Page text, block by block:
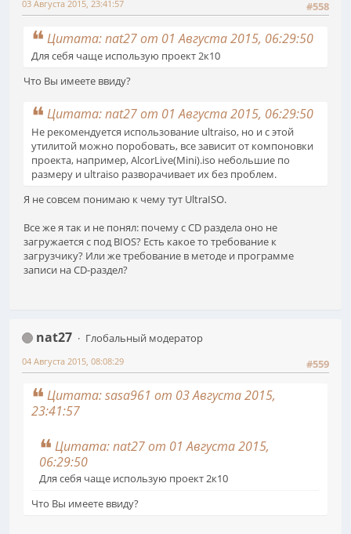
#558
03 Августа 2015, 23:41:57
Цитата: nat27 от 01 Августа 2015, 06:29:50
Для себя чаще использую проект 2к10
Что Вы имеете ввиду?
Цитата: nat27 от 01 Августа 2015, 06:29:50
Не рекомендуется использование ultraiso, но и с этой
утилитой можно поробовать, все зависит от компоновки
проекта, например, AlcorLive(Mini).iso небольшие по
размеру и ultraiso разворачивает их без проблем.
Я не совсем понимаю к чему тут UltraISO.
Все же я так и не понял: почему с CD раздела оно не
загружается с под BIOS? Есть какое то требование к
загрузчику? Или же требование в методе и программе
записи на CD-раздел?
nat27
Глобальный модератор
#559
04 Августа 2015, 08:08:29
Цитата: sasa961 от 03 Августа 2015,
23:41:57
Цитата: nat27 от 01 Августа 2015,
06:29:50
Для себя чаще использую проект 2к10
Что Вы имеете ввиду?